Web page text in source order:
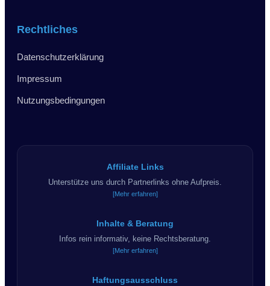
Rechtliches
Datenschutzerklärung
Impressum
Nutzungsbedingungen
Affiliate Links
Unterstütze uns durch Partnerlinks ohne Aufpreis.
[Mehr erfahren]
Inhalte & Beratung
Infos rein informativ, keine Rechtsberatung.
[Mehr erfahren]
Haftungsausschluss